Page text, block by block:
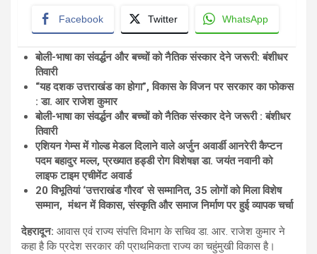
Facebook Twitter WhatsApp
बोली-भाषा का संवर्द्धन और बच्चों को नैतिक संस्कार देने जरूरी: बंशीधर
तिवारी
“यह दशक उत्तराखंड का होगा”, विकास के विजन पर सरकार का फोकस
: डा. आर राजेश कुमार
बोली-भाषा का संवर्द्धन और बच्चों को नैतिक संस्कार देने जरूरी : बंशीधर
तिवारी
एशियन गेम्स में गोल्ड मेडल दिलाने वाले अर्जुन अवार्डी आनरेरी कैप्टन
पदम बहादुर मल्ल, प्रख्यात हड्डी रोग विशेषज्ञ डा. जयंत नवानी को
लाइफ टाइम एचीमेंट अवार्ड
20 विभूतियां ‘उत्तराखंड गौरव’ से सम्मानित, 35 लोगों को मिला विशेष
सम्मान, मंथन में विकास, संस्कृति और समाज निर्माण पर हुई व्यापक चर्चा
देहरादून: आवास एवं राज्य संपत्ति विभाग के सचिव डा. आर. राजेश कुमार ने
कहा है कि प्रदेश सरकार की प्राथमिकता राज्य का चहुंमुखी विकास है।